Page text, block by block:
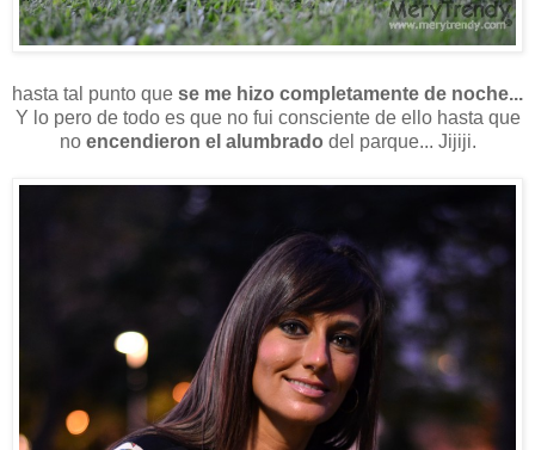
hasta tal punto que se me hizo completamente de noche...
Y lo pero de todo es que no fui consciente de ello hasta que
noencendieron el alumbrado del parque... Jijiji.